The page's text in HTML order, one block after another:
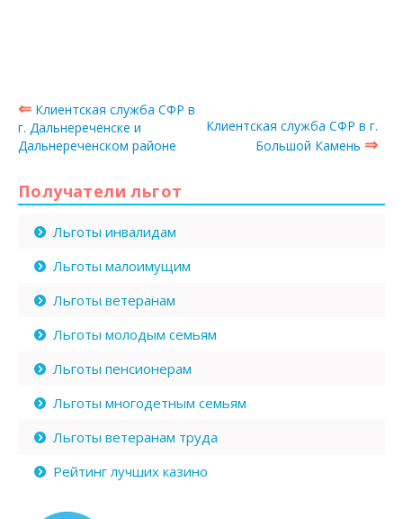
⇐ Клиентская служба СФР в
г. Дальнереченске и
Дальнереченском районе
Клиентская служба СФР в г.
Большой Камень ⇒
Получатели льгот
Льготы инвалидам
Льготы малоимущим
Льготы ветеранам
Льготы молодым семьям
Льготы пенсионерам
Льготы многодетным семьям
Льготы ветеранам труда
Рейтинг лучших казино